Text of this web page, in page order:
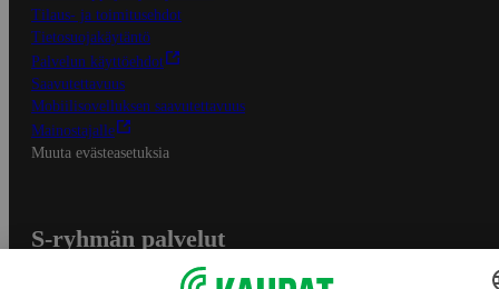
Tilaus- ja toimitusehdot
Tietosuojakäytäntö
Palvelun käyttöehdot
Saavutettavuus
Mobiilisovelluksen saavutettavuus
Mainostajalle
Muuta evästeasetuksia
S-ryhmän palvelut